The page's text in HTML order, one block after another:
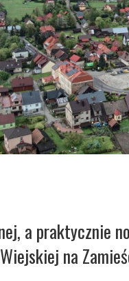
a praktycznie
na